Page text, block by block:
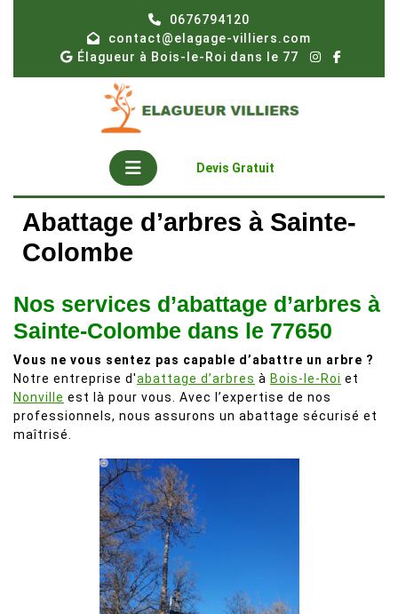
0676794120
contact@elagage-villiers.com
Élagueur à Bois-le-Roi dans le 77
Open
Button
Devis Gratuit
Abattage d’arbres à Sainte-
Colombe
Nos services d’abattage d’arbres à
Sainte-Colombe dans le 77650
Vous ne vous sentez pas capable d’abattre un arbre ?
Notre entreprise d'abattage d’arbres à Bois-le-Roi et
Nonville est là pour vous. Avec l’expertise de nos
professionnels, nous assurons un abattage sécurisé et
maîtrisé.